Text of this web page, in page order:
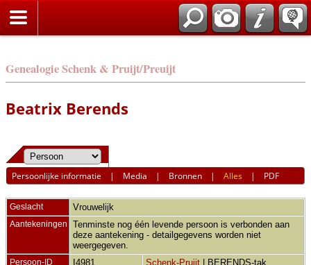
Genealogie Schenk & Pruijt/Preuijt
Beatrix Berends
Persoonlijke informatie | Media | Bronnen |Alles | PDF
Geslacht Vrouwelijk
Aantekeningen
Tenminste nog één levende persoon is verbonden aan
deze aantekening - detailgegevens worden niet
weergegeven.
Persoon-ID I4981 Schenk-Pruijt | BERENDS-tak